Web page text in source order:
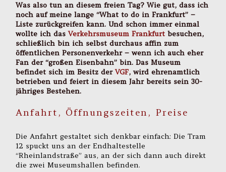
Was also tun an diesem freien Tag? Wie gut, dass ich
noch auf meine lange “What to do in Frankfurt” –
Liste zurückgreifen kann. Und schon immer einmal
wollte ich dasVerkehrsmuseum Frankfurtbesuchen,
schließlich bin ich selbst durchaus affin zum
öffentlichen Personenverkehr – wenn ich auch eher
Fan der “großen Eisenbahn” bin. Das Museum
befindet sich im Besitz derVGF, wird ehrenamtlich
betrieben und feiert in diesem Jahr bereits sein 30-
jähriges Bestehen.
Anfahrt, Öffnungszeiten, Preise
Die Anfahrt gestaltet sich denkbar einfach: Die Tram
12 spuckt uns an der Endhaltestelle
“Rheinlandstraße” aus, an der sich dann auch direkt
die zwei Museumshallen befinden.